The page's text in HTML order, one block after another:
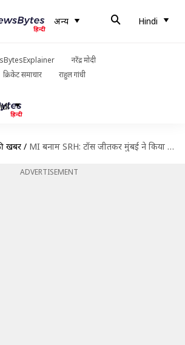
अन्य Hindi
नरेंद्र मोदी
क्रिकेट समाचार राहुल गांधी
खबरें / MI बनाम SRH: टॉस जीतकर मुंबई ने किया बल्लेबाजी का फैसला, जानें प्लेइंग इलेवन
ADVERTISEMENT